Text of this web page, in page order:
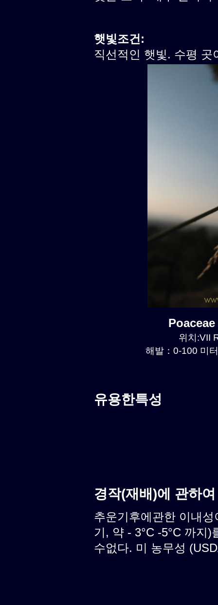
햇빛조건:
직선적인 햇빛. 수평
위치:VII
해발：0-100 미
유용한특성
경작(재배)에 관하
추운기후에관한 이내
기, 약 - 3°C -5°C 까지
수없다. 미 농무성